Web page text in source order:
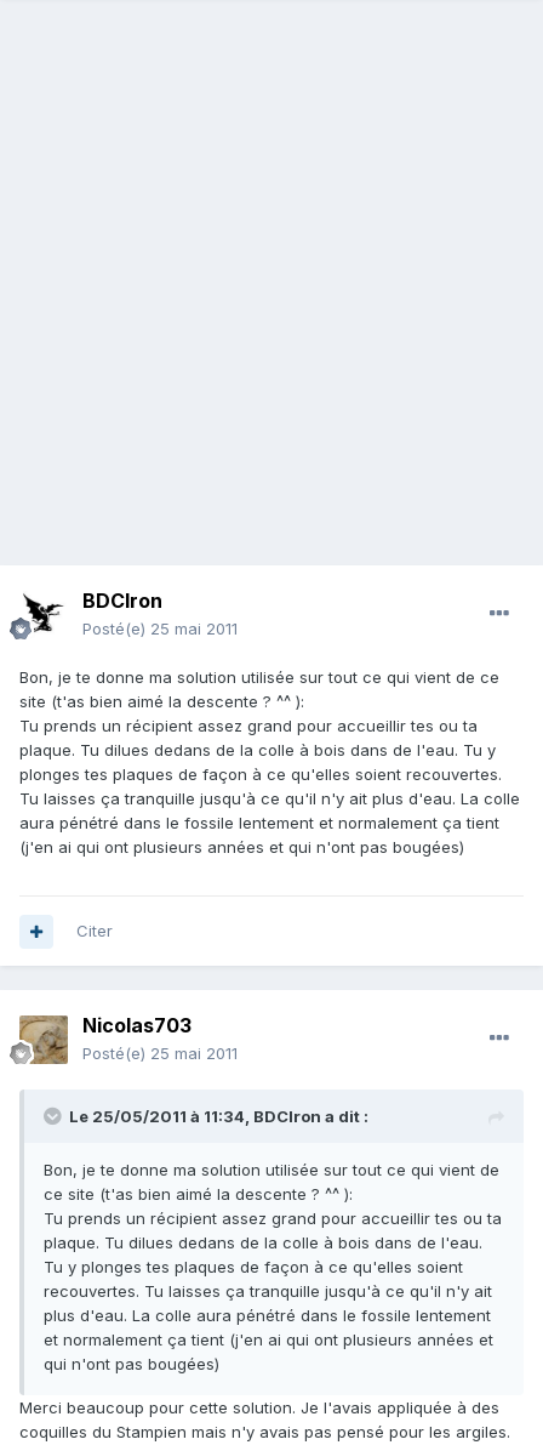
BDCIron
Posté(e) 25 mai 2011
Bon, je te donne ma solution utilisée sur tout ce qui vient de ce
site (t'as bien aimé la descente ? ^^ ):
Tu prends un récipient assez grand pour accueillir tes ou ta
plaque. Tu dilues dedans de la colle à bois dans de l'eau. Tu y
plonges tes plaques de façon à ce qu'elles soient recouvertes.
Tu laisses ça tranquille jusqu'à ce qu'il n'y ait plus d'eau. La colle
aura pénétré dans le fossile lentement et normalement ça tient
(j'en ai qui ont plusieurs années et qui n'ont pas bougées)
Citer
Nicolas703
Posté(e) 25 mai 2011
Le 25/05/2011 à 11:34, BDCIron a dit :
Bon, je te donne ma solution utilisée sur tout ce qui vient de
ce site (t'as bien aimé la descente ? ^^ ):
Tu prends un récipient assez grand pour accueillir tes ou ta
plaque. Tu dilues dedans de la colle à bois dans de l'eau.
Tu y plonges tes plaques de façon à ce qu'elles soient
recouvertes. Tu laisses ça tranquille jusqu'à ce qu'il n'y ait
plus d'eau. La colle aura pénétré dans le fossile lentement
et normalement ça tient (j'en ai qui ont plusieurs années et
qui n'ont pas bougées)
Merci beaucoup pour cette solution. Je l'avais appliquée à des
coquilles du Stampien mais n'y avais pas pensé pour les argiles.